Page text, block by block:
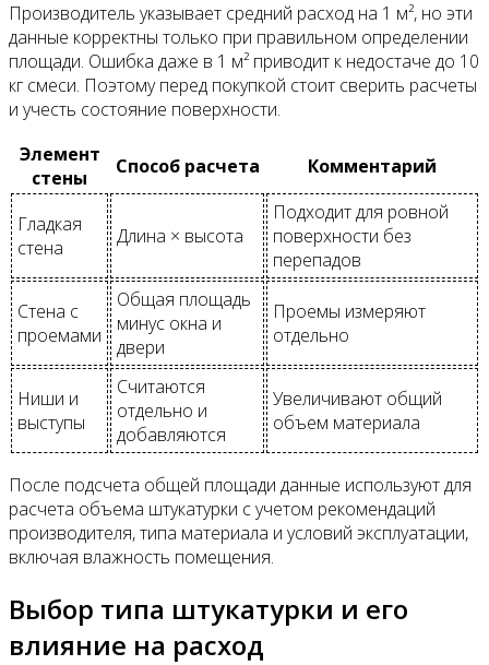
Производитель указывает средний расход на 1 м², но эти
данные корректны только при правильном определении
площади. Ошибка даже в 1 м² приводит к недостаче до 10
кг смеси. Поэтому перед покупкой стоит сверить расчеты
и учесть состояние поверхности.
Элемент
стены
Способ расчета Комментарий
Гладкая
стена
Длина × высота
Подходит для ровной
поверхности без
перепадов
Стена с
проемами
Общая площадь
минус окна и
двери
Проемы измеряют
отдельно
Ниши и
выступы
Считаются
отдельно и
добавляются
Увеличивают общий
объем материала
После подсчета общей площади данные используют для
расчета объема штукатурки с учетом рекомендаций
производителя, типа материала и условий эксплуатации,
включая влажность помещения.
Выбор типа штукатурки и его
влияние на расход